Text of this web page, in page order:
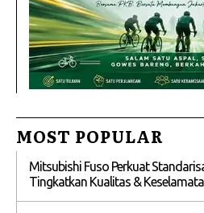
MOST POPULAR
Mitsubishi Fuso Perkuat
Tingkatkan Kualitas &